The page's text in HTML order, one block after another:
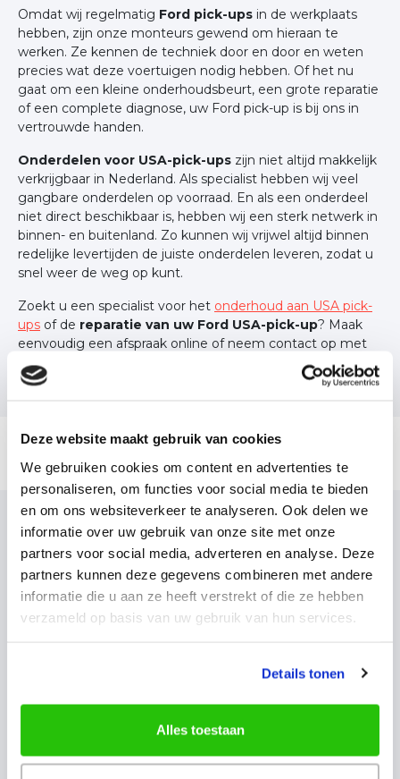
Deze website maakt gebruik van cookies
We gebruiken cookies om content en advertenties te
personaliseren, om functies voor social media te bieden
en om ons websiteverkeer te analyseren. Ook delen we
informatie over uw gebruik van onze site met onze
partners voor social media, adverteren en analyse. Deze
partners kunnen deze gegevens combineren met andere
informatie die u aan ze heeft verstrekt of die ze hebben
verzameld op basis van uw gebruik van hun services.
Details tonen
Alles toestaan
Omdat wij regelmatig Ford pick-ups in de werkplaats
hebben, zijn onze monteurs gewend om hieraan te
werken. Ze kennen de techniek door en door en weten
precies wat deze voertuigen nodig hebben. Of het nu
gaat om een kleine onderhoudsbeurt, een grote reparatie
of een complete diagnose, uw Ford pick-up is bij ons in
vertrouwde handen.
Onderdelen voor USA-pick-ups zijn niet altijd makkelijk
verkrijgbaar in Nederland. Als specialist hebben wij veel
gangbare onderdelen op voorraad. En als een onderdeel
niet direct beschikbaar is, hebben wij een sterk netwerk in
binnen- en buitenland. Zo kunnen wij vrijwel altijd binnen
redelijke levertijden de juiste onderdelen leveren, zodat u
snel weer de weg op kunt.
Zoekt u een specialist voor het onderhoud aan USA pick-
ups of de reparatie van uw Ford USA-pick-up? Maak
eenvoudig een afspraak online of neem contact op met
een van onze vestigingen.